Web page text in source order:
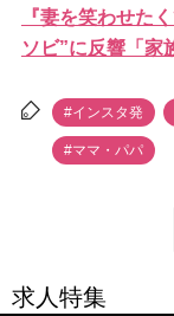
『妻を笑わせた
ソビ”に反響「家
#インスタ発
#ママ・パパ
求人特集